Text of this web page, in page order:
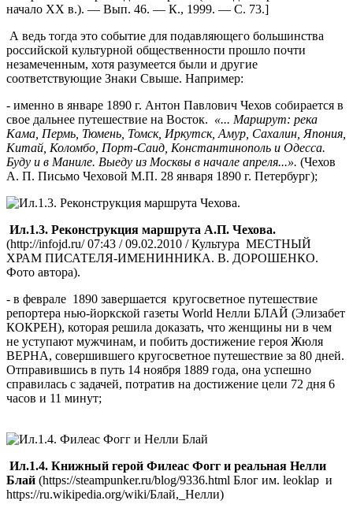
начало XX в.). — Вып. 46. — К., 1999. — С. 73.]
А ведь тогда это событие для подавляющего большинства
российской культурной общественности прошло почти
незамеченным, хотя разумеется были и другие
соответствующие Знаки Свыше. Например:
- именно в январе 1890 г. Антон Павлович Чехов собирается в
свое дальнее путешествие на Восток. «... Маршрут: река
Кама, Пермь, Тюмень, Томск, Иркутск, Амур, Сахалин, Япония,
Китай, Коломбо, Порт-Саид, Константинополь и Одесса.
Буду и в Маниле. Выеду из Москвы в начале апреля...». (Чехов
А. П. Письмо Чеховой М.П. 28 января 1890 г. Петербург);
Ил.1.3. Реконструкция маршрута А.П. Чехова.
(http://infojd.ru/ 07:43 / 09.02.2010 / Культура МЕСТНЫЙ
ХРАМ ПИСАТЕЛЯ-ИМЕНИННИКА. В. ДОРОШЕНКО.
Фото автора).
- в феврале 1890 завершается кругосветное путешествие
репортера нью-йоркской газеты World Нелли БЛАЙ (Элизабет
КОКРЕН), которая решила доказать, что женщины ни в чем
не уступают мужчинам, и побить достижение героя Жюля
ВЕРНА, совершившего кругосветное путешествие за 80 дней.
Отправившись в путь 14 ноября 1889 года, она успешно
справилась с задачей, потратив на достижение цели 72 дня 6
часов и 11 минут;
Ил.1.4. Книжный герой Филеас Фогг и реальная Нелли
Блай (https://steampunker.ru/blog/9336.html Блог им. leoklap и
https://ru.wikipedia.org/wiki/Блай,_Нелли)